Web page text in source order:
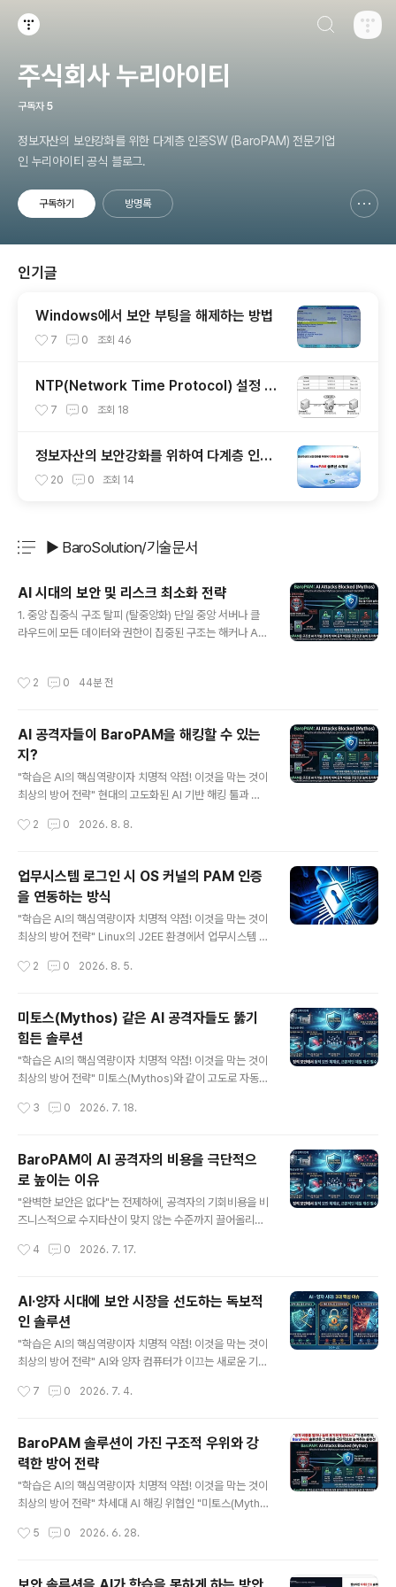
주식회사 누리아이티
구독자 5
정보자산의 보안강화를 위한 다계층 인증SW (BaroPAM) 전문기업
인 누리아이티 공식 블로그.
구독하기 방명록
인기글
Windows에서 보안 부팅을 해제하는 방법
7 0 조회 46
NTP(Network Time Protocol) 설정 가
이드
7 0 조회 18
정보자산의 보안강화를 위하여 다계층 인증
을 위한 BaroPAM 소개서
20 0 조회 14
▶ BaroSolution/기술문서
AI 시대의 보안 및 리스크 최소화 전략
1. 중앙 집중식 구조 탈피 (탈중앙화) 단일 중앙 서버나 클
라우드에 모든 데이터와 권한이 집중된 구조는 해커나 AI
(예: 블록체인 기술 응용, 분산 클라우드 등)를 도입하여, 일
에서 계란을 한 바구니에 담지 않듯, 보안 역시 단일 솔루션
이나 특정 벤더의 제품에만 의존하는 것은 잠재적으로 언
제 떠질 지 모르는 시한폭탄과 같이 매우 위험하다. 보안 체
계를 여러 영역(엔드포인트, 네트워크, 애플리케이션, 클라
여 특정 취약점..
2 0 44분 전
AI 공격자들이 BaroPAM을 해킹할 수 있는
지?
"학습은 AI의 핵심역량이자 치명적 약점! 이것을 막는 것이
최상의 방어 전략" 현대의 고도화된 AI 기반 해킹 툴과 공
뮬레이션하여 취약점을 찾아내는 패턴 인식과 자동화된 반
학 측면에서 BaroPAM은 AI 공격자가 쉽게 학습하거나
해킹할 수 없는 강력한 방어 아키텍처를 가지고 있다. 1. AI
의 학습 기회 원천 차단 (Kernel & PAM 레벨 작동) 1) 사
용자 영역의 한계 극복 대다수의 일반 애플리케이션이나
에이전트 기반 보안 솔루션은 사용자 영역(User Space)
API 호출 흐름 등을 쉽게 모..
2 0 2026. 8. 8.
업무시스템 로그인 시 OS 커널의 PAM 인증
을 연동하는 방식
"학습은 AI의 핵심역량이자 치명적 약점! 이것을 막는 것이
최상의 방어 전략" Linux의 J2EE 환경에서 업무시스템 로
Modules) 인증을 연동하는 방식은 시스템 보안을 한 차
션 레벨 인증(예: 데이터베이스 사용자 테이블 조회, 단순 S
pring Security 커스텀 인증 등)은 웹 애플리케이션 자체
가 취약점에 노출되거나 DB가 탈취될 경우 우회될 위험이
크다. 반면, OS 커널 수준의 PAM과 연동하면 다음과 같은
강력한 보안 이점을 얻을 수 있다. 1. 인증 메커니즘의 중앙
금, 만료일 등)과 2..
2 0 2026. 8. 5.
미토스(Mythos) 같은 AI 공격자들도 뚫기
힘든 솔루션
"학습은 AI의 핵심역량이자 치명적 약점! 이것을 막는 것이
최상의 방어 전략" 미토스(Mythos)와 같이 고도로 자동화
간으로 분석하여 우회하는 데 특화되어 있다. 이러한 위협
이는 것을 넘어, "AI가 학습할 수 없는 구조"를 갖추거나
"공격 표면 자체를 최소화"하는 전략이 핵심이다. 전문가들
이 제안하는 AI 공격 방어 솔루션의 핵심 특징은 다음과 같
다. 1. AI의 학습 기회를 원천 차단하는 '다계층 인증 체계'
AI 공격자는 유저 영역(User Space)에서 동작하는 일반
변조 등을 시뮬레이션하여 취약점을 찾아낸다. 1)..
3 0 2026. 7. 18.
BaroPAM이 AI 공격자의 비용을 극단적으
로 높이는 이유
"완벽한 보안은 없다"는 전제하에, 공격자의 기회비용을 비
즈니스적으로 수지타산이 맞지 않는 수준까지 끌어올리는
isk-based Approach)"과 정확히 일치한다. 특히 AI(M
제로서 BaroPAM이 갖는 강점은 다음과 같은 논리적 체
계를 완성한다. BaroPAM이 AI 공격자의 비용을 극단적
으로 높이는 이유는 다음과 같다. 1. 진입 장벽의 최적화 (O
S 커널 레벨 PAM & 실시간 탐지) AI 공격자가 사용자 영
역(User-space)에서 시스템을 장악하려 해도, 커널 레
"첫 번째 발판" 자체가 사라진다. AI가 아무리 빠..
4 0 2026. 7. 17.
AI·양자 시대에 보안 시장을 선도하는 독보적
인 솔루션
"학습은 AI의 핵심역량이자 치명적 약점! 이것을 막는 것이
최상의 방어 전략" AI와 양자 컴퓨터가 이끄는 새로운 기술
다. 해커가 AI를 활용해 초고속 자율형 대량 공격을 감행하
력화할 수 있는 시대가 도래했기 때문이다. 이러한 전례 없
는 보안 위협 속에서 BaroPAM은 단순한 추가 인증 도구
가 아니라, 제로 트러스트(Zero Trust) 철학을 완벽하게
실현하는 초강력 커널 기반 다계층 인증 솔루션이다. AI·양
자 시대에 BaroPAM이 왜 시장을 선도하는 독보적인 솔
조준하는 BaroPAM의 4대 핵심 아키텍..
7 0 2026. 7. 4.
BaroPAM 솔루션이 가진 구조적 우위와 강
력한 방어 전략
"학습은 AI의 핵심역량이자 치명적 약점! 이것을 막는 것이
최상의 방어 전략" 차세대 AI 해킹 위협인 "미토스(Mytho
커니즘은 다음과 같다.1. 차세대 AI 위협 '미토스(Mytho
만 번의 인증을 시도하는 무차별 대입(Brute Force) 공격
5 0 2026. 6. 28.